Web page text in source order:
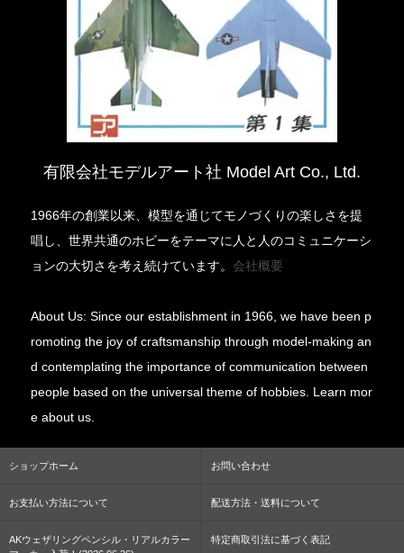
有限会社モデルアート社 Model Art Co., Ltd.
1966年の創業以来、模型を通じてモノづくりの楽しさを提
唱し、世界共通のホビーをテーマに人と人のコミュニケーシ
ョンの大切さを考え続けています。会社概要
About Us: Since our establishment in 1966, we have been p
romoting the joy of craftsmanship through model-making an
d contemplating the importance of communication between
people based on the universal theme of hobbies. Learn mor
e about us.
ショップホーム お問い合わせ
お支払い方法について 配送方法・送料について
AKウェザリングペンシル・リアルカラー
特定商取引法に基づく表記